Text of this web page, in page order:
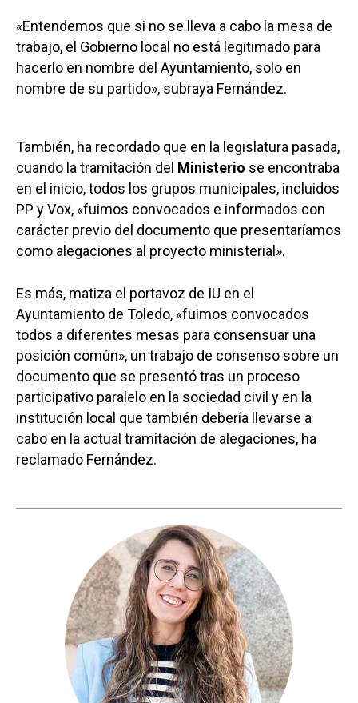
«Entendemos que si no se lleva a cabo la mesa de
trabajo, el Gobierno local no está legitimado para
hacerlo en nombre del Ayuntamiento, solo en
nombre de su partido», subraya Fernández.
También, ha recordado que en la legislatura pasada,
cuando la tramitación del Ministerio se encontraba
en el inicio, todos los grupos municipales, incluidos
PP y Vox, «fuimos convocados e informados con
carácter previo del documento que presentaríamos
como alegaciones al proyecto ministerial».
Es más, matiza el portavoz de IU en el
Ayuntamiento de Toledo, «fuimos convocados
todos a diferentes mesas para consensuar una
posición común», un trabajo de consenso sobre un
documento que se presentó tras un proceso
participativo paralelo en la sociedad civil y en la
institución local que también debería llevarse a
cabo en la actual tramitación de alegaciones, ha
reclamado Fernández.